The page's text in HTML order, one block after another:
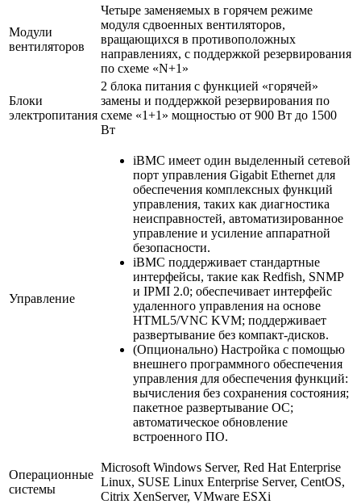
Модули
вентиляторов
Четыре заменяемых в горячем режиме
модуля сдвоенных вентиляторов,
вращающихся в противоположных
направлениях, с поддержкой резервирования
по схеме «N+1»
Блоки
электропитания
2 блока питания с функцией «горячей»
замены и поддержкой резервирования по
схеме «1+1» мощностью от 900 Вт до 1500
Вт
Управление
iBMC имеет один выделенный сетевой
порт управления Gigabit Ethernet для
обеспечения комплексных функций
управления, таких как диагностика
неисправностей, автоматизированное
управление и усиление аппаратной
безопасности.
iBMC поддерживает стандартные
интерфейсы, такие как Redfish, SNMP
и IPMI 2.0; обеспечивает интерфейс
удаленного управления на основе
HTML5/VNC KVM; поддерживает
развертывание без компакт-дисков.
(Опционально) Настройка с помощью
внешнего программного обеспечения
управления для обеспечения функций:
вычисления без сохранения состояния;
пакетное развертывание ОС;
автоматическое обновление
встроенного ПО.
Операционные
системы
Microsoft Windows Server, Red Hat Enterprise
Linux, SUSE Linux Enterprise Server, CentOS,
Citrix XenServer, VMware ESXi